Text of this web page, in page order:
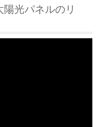
光パネルのリ